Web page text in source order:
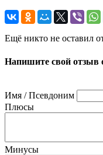
Ещё никто не оставил
Напишите свой отзыв
Имя / Псевдоним
Плюсы
Минусы